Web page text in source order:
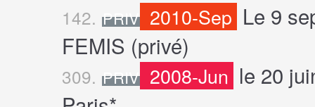
142. PRIV 2010-Sep Le 9
FEMIS (privé)
309. PRIV 2008-Jun le 20